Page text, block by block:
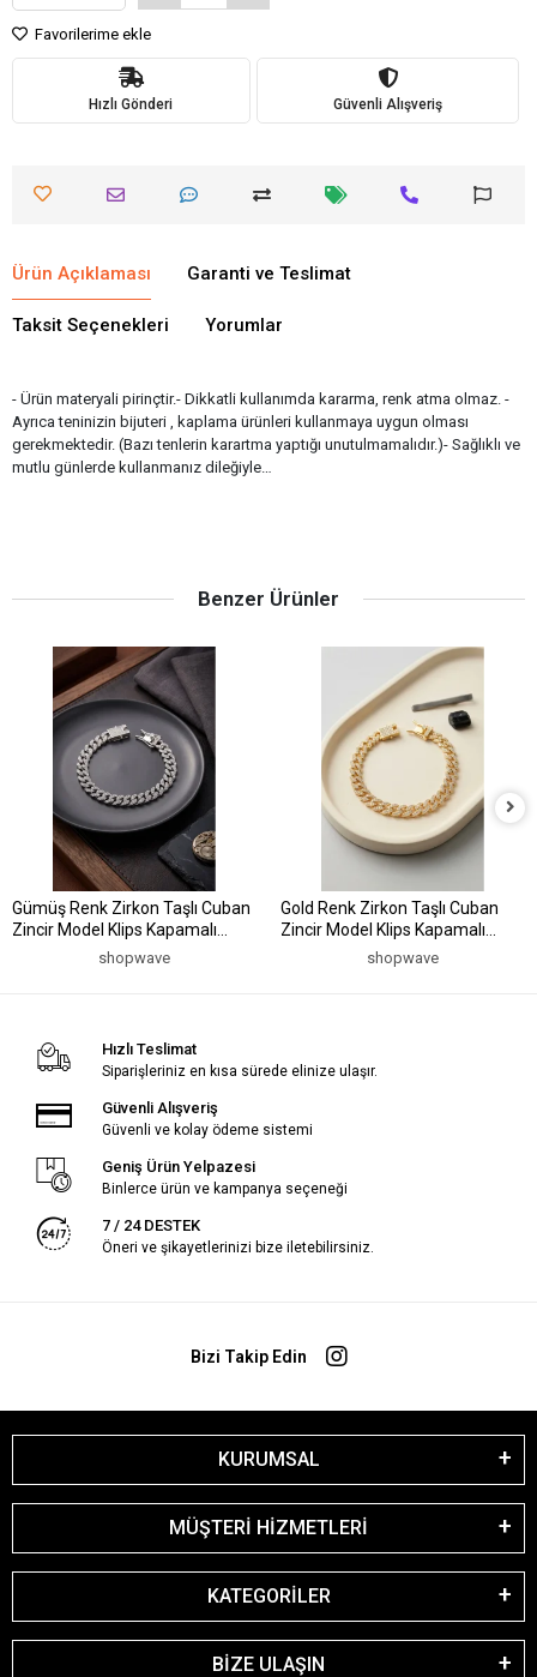
Favorilerime ekle
Hızlı Gönderi Güvenli Alışveriş
Ürün Açıklaması Garanti ve Teslimat
Taksit Seçenekleri Yorumlar
- Ürün materyali pirinçtir.- Dikkatli kullanımda kararma, renk atma olmaz. -
Ayrıca teninizin bijuteri , kaplama ürünleri kullanmaya uygun olması
gerekmektedir. (Bazı tenlerin karartma yaptığı unutulmamalıdır.)- Sağlıklı ve
mutlu günlerde kullanmanız dileğiyle…
Benzer Ürünler
Gümüş Renk Zirkon Taşlı Cuban
Zincir Model Klips Kapamalı
Erkek Bileklikshopwave
Gold Renk Zirkon Taşlı Cuban
Zincir Model Klips Kapamalı
Erkek Bileklikshopwave
Hızlı Teslimat
Siparişleriniz en kısa sürede elinize ulaşır.
Güvenli Alışveriş
Güvenli ve kolay ödeme sistemi
Geniş Ürün Yelpazesi
Binlerce ürün ve kampanya seçeneği
7 / 24 DESTEK
Öneri ve şikayetlerinizi bize iletebilirsiniz.
Bizi Takip Edin
KURUMSAL
MÜŞTERİ HİZMETLERİ
KATEGORİLER
BİZE ULAŞIN